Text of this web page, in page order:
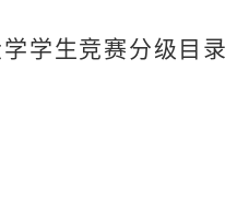
学生竞赛分级目录